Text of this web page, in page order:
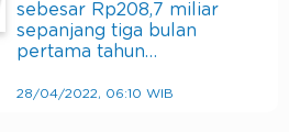
sebesar Rp208,7 miliar
sepanjang tiga bulan
pertama tahun…
28/04/2022, 06:10 WIB